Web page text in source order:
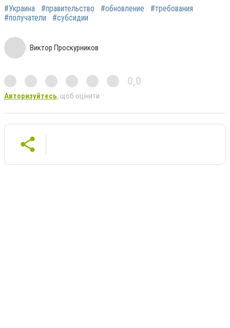
#Украина #правительство #обновление
#требования
#получатели
#субсидии
Виктор Проскурников
0,0
Авторизуйтесь, щоб оцінити